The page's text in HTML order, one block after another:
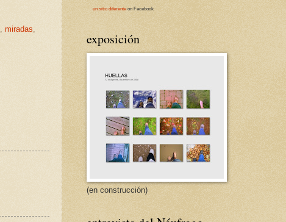
, miradas,
un sitio diferente on Facebook
exposición
(en construcción)